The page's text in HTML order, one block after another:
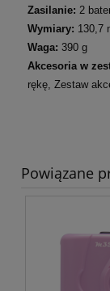
Zasilanie: 2
Wymiary: 130,7
Waga: 390 g
Akcesoria w
rękę, Zestaw
Powiązane